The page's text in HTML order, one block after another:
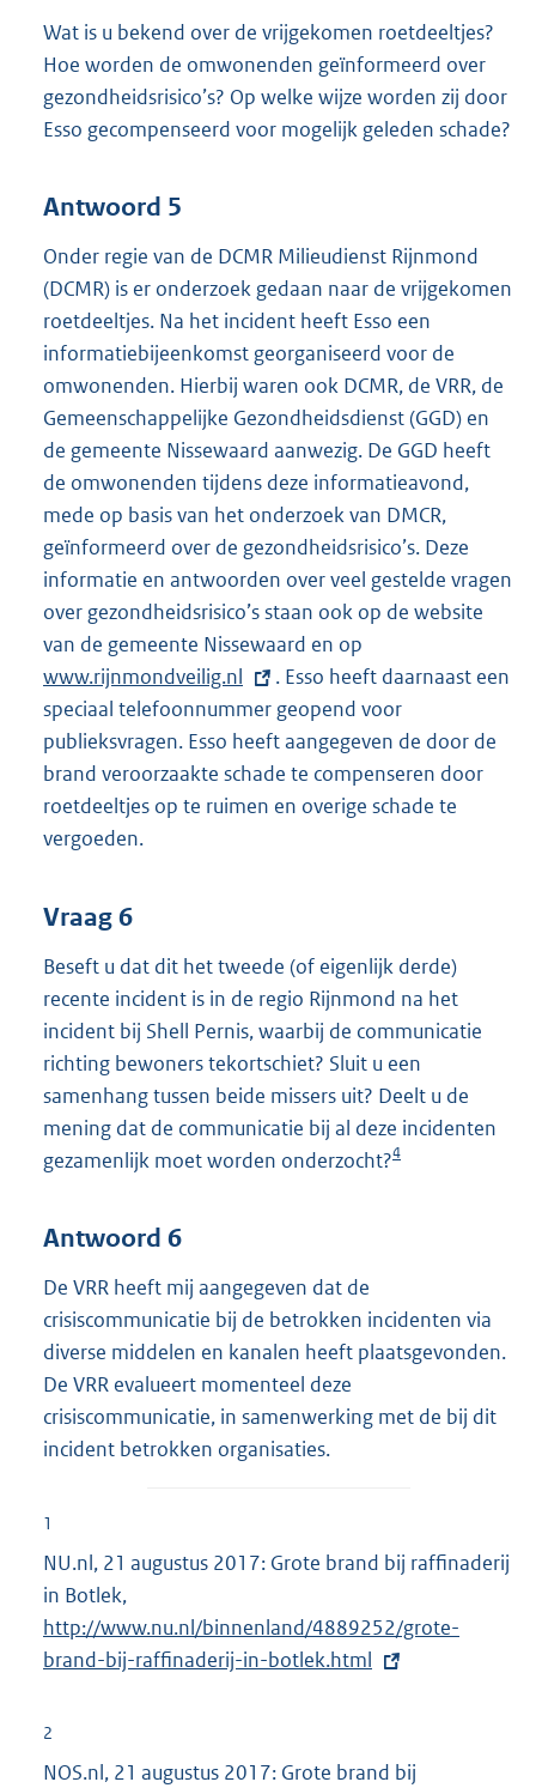
Wat is u bekend over de vrijgekomen roetdeeltjes?
Hoe worden de omwonenden geïnformeerd over
gezondheidsrisico’s? Op welke wijze worden zij door
Esso gecompenseerd voor mogelijk geleden schade?
Antwoord 5
Onder regie van de DCMR Milieudienst Rijnmond
(DCMR) is er onderzoek gedaan naar de vrijgekomen
roetdeeltjes. Na het incident heeft Esso een
informatiebijeenkomst georganiseerd voor de
omwonenden. Hierbij waren ook DCMR, de VRR, de
Gemeenschappelijke Gezondheidsdienst (GGD) en
de gemeente Nissewaard aanwezig. De GGD heeft
de omwonenden tijdens deze informatieavond,
mede op basis van het onderzoek van DMCR,
geïnformeerd over de gezondheidsrisico’s. Deze
informatie en antwoorden over veel gestelde vragen
over gezondheidsrisico’s staan ook op de website
van de gemeente Nissewaard en op
x
t
e
r
n
k
:
www.rijnmondveilig.nl
. Esso heeft daarnaast een
speciaal telefoonnummer geopend voor
publieksvragen. Esso heeft aangegeven de door de
brand veroorzaakte schade te compenseren door
roetdeeltjes op te ruimen en overige schade te
vergoeden.
Vraag 6
Beseft u dat dit het tweede (of eigenlijk derde)
recente incident is in de regio Rijnmond na het
incident bij Shell Pernis, waarbij de communicatie
richting bewoners tekortschiet? Sluit u een
samenhang tussen beide missers uit? Deelt u de
mening dat de communicatie bij al deze incidenten
gezamenlijk moet worden onderzocht?4
Antwoord 6
De VRR heeft mij aangegeven dat de
crisiscommunicatie bij de betrokken incidenten via
diverse middelen en kanalen heeft plaatsgevonden.
De VRR evalueert momenteel deze
crisiscommunicatie, in samenwerking met de bij dit
incident betrokken organisaties.
1
NU.nl, 21 augustus 2017: Grote brand bij raffinaderij
in Botlek,
x
t
http://www.nu.nl/binnenland/4889252/grote-
brand-bij-raffinaderij-in-botlek.html
2
NOS.nl, 21 augustus 2017: Grote brand bij